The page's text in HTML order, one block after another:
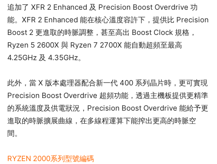
追加了 XFR 2 Enhanced 及 Precision Boost Overdrive 功
能。XFR 2 Enhanced 能在核心溫度容許下，提供比 Precision
Boost 2 更進取的時脈調整，甚至高出 Boost Clock 規格，
Ryzen 5 2600X 與 Ryzen 7 2700X 能自動超頻至最高
4.25GHz 及 4.35GHz。
此外，當 X 版本處理器配合新一代 400 系列晶片時，更可實現
Precision Boost Overdrive 超頻功能，透過主機板提供更精準
的系統溫度及供電狀況，Precision Boost Overdrive 能給予更
進取的時脈擴展曲線，在多線程運算下能搾出更高的時脈空
間。
RYZEN 2000系列型號編碼